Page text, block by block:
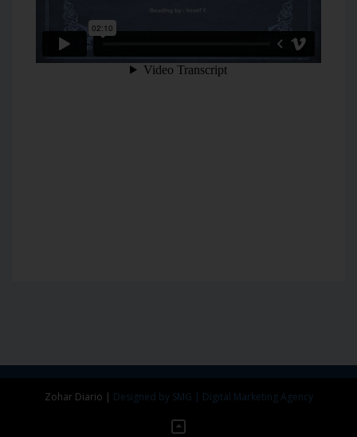
Zohar Diario | Designed by SMG | Digital Marketing Agency